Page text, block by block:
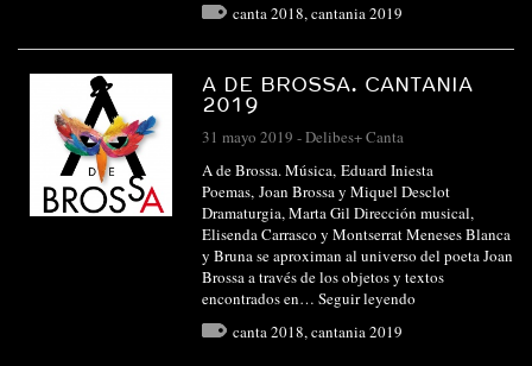
canta 2018, cantania 2019
A DE BROSSA. CANTANIA
2019
31 mayo 2019 -Delibes+ Canta
A de Brossa. Música, Eduard Iniesta
Poemas, Joan Brossa y Miquel Desclot
Dramaturgia, Marta Gil Dirección musical,
Elisenda Carrasco y Montserrat Meneses Blanca
y Bruna se aproximan al universo del poeta Joan
Brossa a través de los objetos y textos
encontrados en… Seguir leyendo
canta 2018,cantania 2019